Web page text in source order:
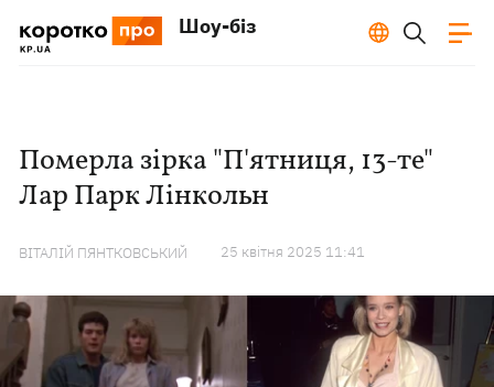
Шоу-біз
Померла зірка "П'ятниця, 13-те"
Лар Парк Лінкольн
ВІТАЛІЙ ПЯНТКОВСЬКИЙ 25 квiтня 2025 11:41